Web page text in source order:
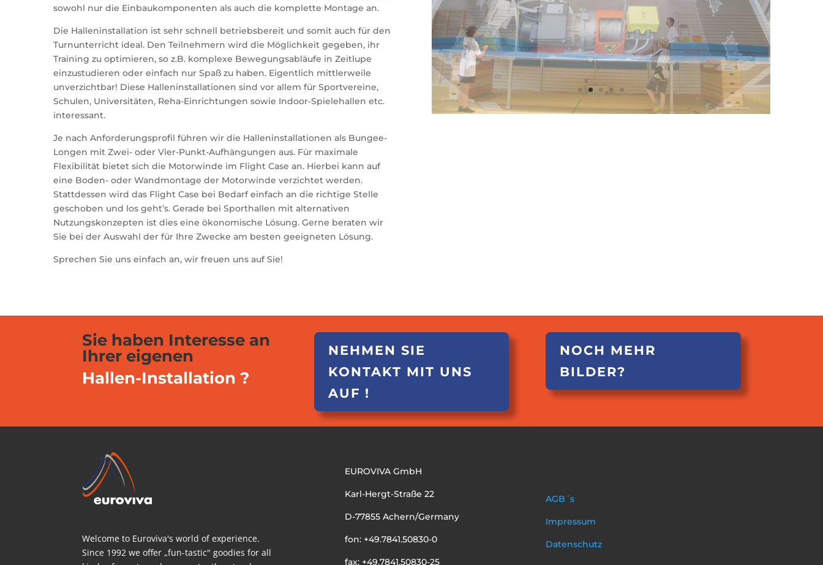
sowohl nur die Einbaukomponenten als auch die komplette Montage an.
Die Halleninstallation ist sehr schnell betriebsbereit und somit auch für den
Turnunterricht ideal. Den Teilnehmern wird die Möglichkeit gegeben, ihr
Training zu optimieren, so z.B. komplexe Bewegungsabläufe in Zeitlupe
einzustudieren oder einfach nur Spaß zu haben. Eigentlich mittlerweile
unverzichtbar! Diese Halleninstallationen sind vor allem für Sportvereine,
Schulen, Universitäten, Reha-Einrichtungen sowie Indoor-Spielehallen etc.
interessant.
Je nach Anforderungsprofil führen wir die Halleninstallationen als Bungee-
Longen mit Zwei- oder Vier-Punkt-Aufhängungen aus. Für maximale
Flexibilität bietet sich die Motorwinde im Flight Case an. Hierbei kann auf
eine Boden- oder Wandmontage der Motorwinde verzichtet werden.
Stattdessen wird das Flight Case bei Bedarf einfach an die richtige Stelle
geschoben und los geht’s. Gerade bei Sporthallen mit alternativen
Nutzungskonzepten ist dies eine ökonomische Lösung. Gerne beraten wir
Sie bei der Auswahl der für Ihre Zwecke am besten geeigneten Lösung.
Sprechen Sie uns einfach an, wir freuen uns auf Sie!
Sie haben Interesse an
Ihrer eigenen
Hallen-Installation ?
NEHMEN SIE
KONTAKT MIT UNS
AUF !
NOCH MEHR
BILDER?
Welcome to Euroviva's world of experience.
Since 1992 we offer „fun-tastic" goodies for all
EUROVIVA GmbH
Karl-Hergt-Straße 22
D-77855 Achern/Germany
fon: +49.7841.50830-0
fax: +49.7841.50830-25
AGB´s
Impressum
Datenschutz